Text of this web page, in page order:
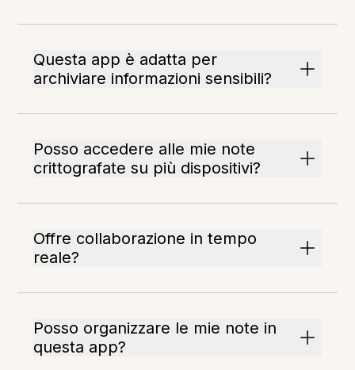
Questa app è adatta per
archiviare informazioni sensibili?
Posso accedere alle mie note
crittografate su più dispositivi?
Offre collaborazione in tempo
reale?
Posso organizzare le mie note in
questa app?